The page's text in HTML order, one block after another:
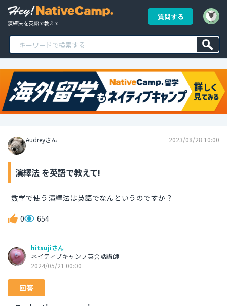
演繹法 を英語で教えて!
質問する
Audreyさん 2023/08/28 10:00
演繹法 を英語で教えて!
数学で使う演繹法は英語でなんというのですか？
0 654
hitsujiさん
ネイティブキャンプ英会話講師
2024/05/21 00:00
回答